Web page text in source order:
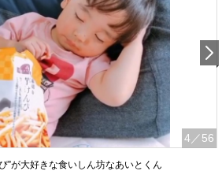
4 ／56
”が大好きな食いしん坊なあいとくん